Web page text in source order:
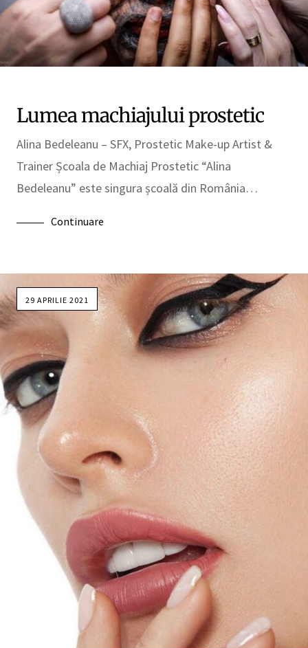
Lumea machiajului prostetic
Alina Bedeleanu – SFX, Prostetic Make-up Artist &
Trainer Școala de Machiaj Prostetic “Alina
Bedeleanu” este singura școală din România…
Continuare
29 APRILIE 2021